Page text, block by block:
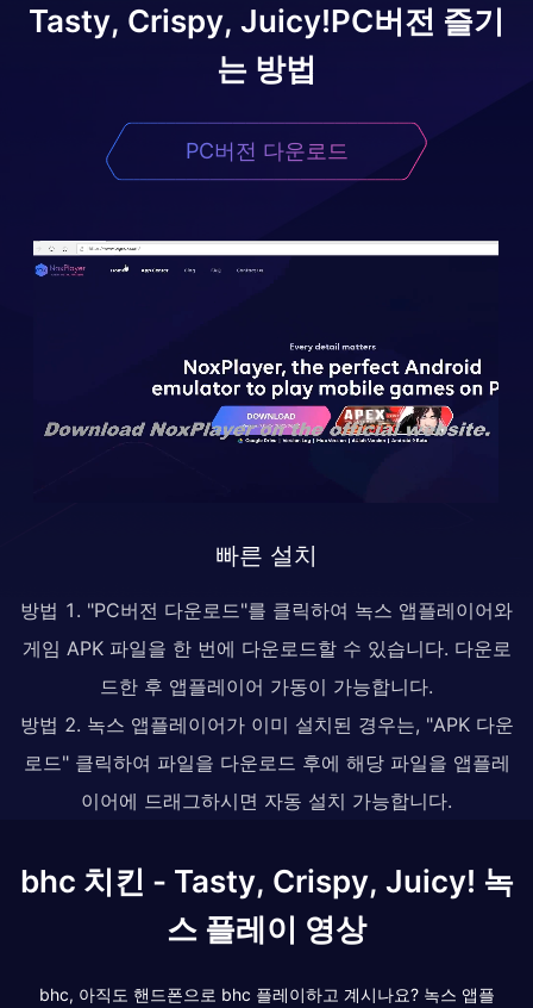
Tasty, Crispy, Juicy!PC버전 즐기
는 방법
PC버전 다운로드
빠른 설치
방법 1. "PC버전 다운로드"를 클릭하여 녹스 앱플레이어와
게임 APK 파일을 한 번에 다운로드할 수 있습니다. 다운로
드한 후 앱플레이어 가동이 가능합니다.
방법 2. 녹스 앱플레이어가 이미 설치된 경우는, "APK 다운
로드" 클릭하여 파일을 다운로드 후에 해당 파일을 앱플레
이어에 드래그하시면 자동 설치 가능합니다.
bhc 치킨 - Tasty, Crispy, Juicy! 녹
스 플레이 영상
bhc, 아직도 핸드폰으로 bhc 플레이하고 계시나요? 녹스 앱플